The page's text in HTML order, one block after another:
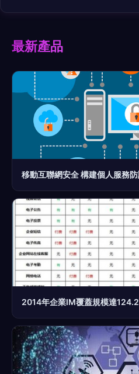
最新產品
移動互聯網安全 構建個人服務
2014年企業IM覆蓋規模達